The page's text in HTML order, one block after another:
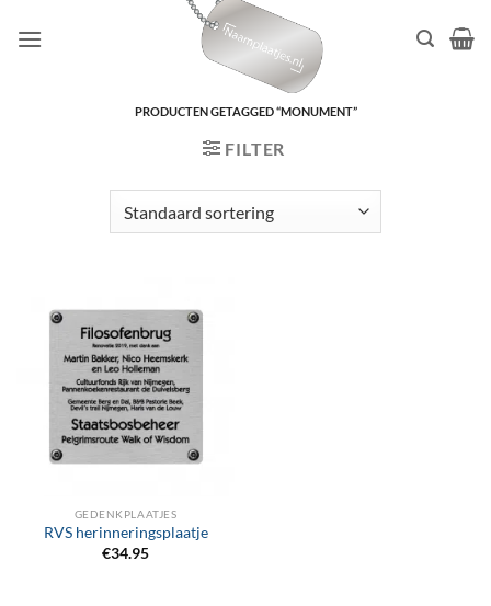
naar
PRODUCTEN GETAGGED “MONUMENT”
FILTER
GEDENKPLAATJES
RVS herinneringsplaatje
€34.95